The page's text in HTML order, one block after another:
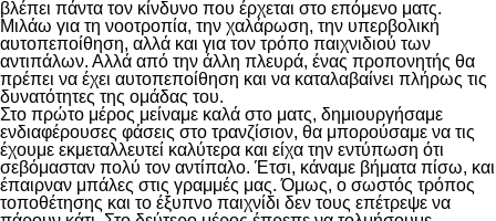
βλέπει πάντα τον κίνδυνο που έρχεται στο επόμενο ματς.
Μιλάω για τη νοοτροπία, την χαλάρωση, την υπερβολική
αυτοπεποίθηση, αλλά και για τον τρόπο παιχνιδιού των
αντιπάλων. Αλλά από την άλλη πλευρά, ένας προπονητής θα
πρέπει να έχει αυτοπεποίθηση και να καταλαβαίνει πλήρως τις
δυνατότητες της ομάδας του.
Στο πρώτο μέρος μείναμε καλά στο ματς, δημιουργήσαμε
ενδιαφέρουσες φάσεις στο τρανζίσιον, θα μπορούσαμε να τις
έχουμε εκμεταλλευτεί καλύτερα και είχα την εντύπωση ότι
σεβόμασταν πολύ τον αντίπαλο. Έτσι, κάναμε βήματα πίσω, και
έπαιρναν μπάλες στις γραμμές μας. Όμως, ο σωστός τρόπος
τοποθέτησης και το έξυπνο παιχνίδι δεν τους επέτρεψε να